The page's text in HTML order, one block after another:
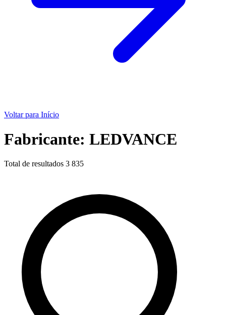
Voltar para Início
Fabricante: LEDVANCE
Total de resultados 3 835